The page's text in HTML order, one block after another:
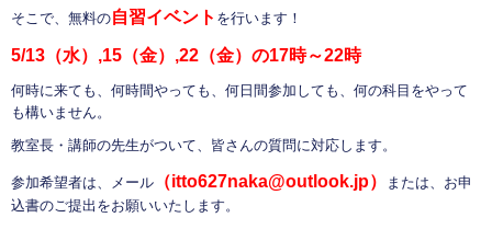
そこで、無料の自習イベント を行います！
5/13（水）,15（金）,22（金）の17時～22時
何時に来ても、何時間やっても、何日間参加しても、何の科目をやって
も構いません。
教室長・講師の先生がついて、皆さんの質問に対応します。
参加希望者は、メール （itto627naka@outlook.jp）
または、お申
込書のご提出をお願いいたします。